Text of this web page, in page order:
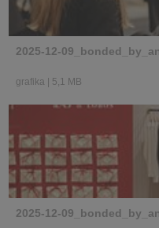
2025-12-
grafika 5,1 MB
2025-12-